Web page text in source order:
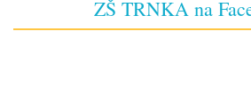
FotogalerieZŠ TRNKA na